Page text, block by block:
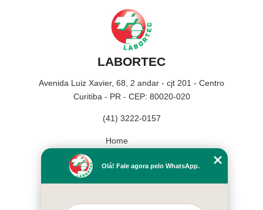
LABORTEC
Avenida Luiz Xavier, 68, 2 andar - cjt 201 - Centro
Curitiba - PR - CEP: 80020-020
(41) 3222-0157
Home
Missão
Olá! Fale agora pelo WhatsApp.